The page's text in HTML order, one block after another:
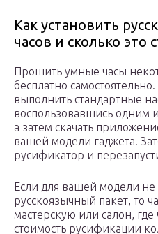
Как установить
часов и сколько это
Прошить умные часы
бесплатно
выполнить стандартные
воспользовавшись одним
а затем скачать
вашей модели гаджета.
русификатор и
Если для вашей модели не
русскоязычный пакет, то
мастерскую или салон,
стоимость русификации